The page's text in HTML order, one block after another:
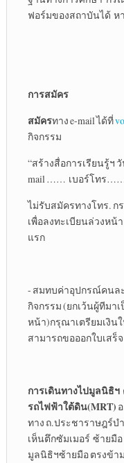
ฟอร์มของสถาบันได้
การสมัคร
สมัครทาง e-mail ได้ที่
กิจกรรม
“สร้างสื่อการเรียน
mail …… เบอร์โทร
ไม่รับสมัครทางโทร.
เพื่อลงทะเบียนล่วงห
แรก
- สมทบค่าอุปกรณ์คนล
กิจกรรม (ยกเว้นผู้ทีมา
หน้า)กรุณาเตรียมเงิน
สามารถขอออกใบเส
การเดินทางไปมูลนิธิฯ
รถไฟฟ้าใต้ดิน(MRT)
ทาง ถ.ประชาราษฎร์บ
เห็นตึกซัมเมอร์ ซ้ายมื
มูลนิธิฯซ้ายมือ ตรงข้า